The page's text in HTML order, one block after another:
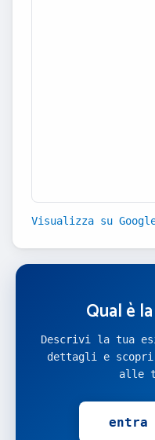
Visualizza su
Qual è
Descrivi la tua
dettagli e
alle
entra